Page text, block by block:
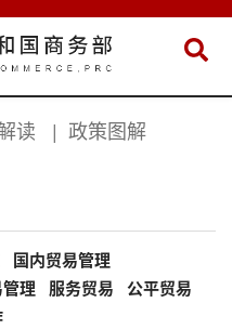
读 | 政策图解
国内贸易管理
理 服务贸易 公平贸易